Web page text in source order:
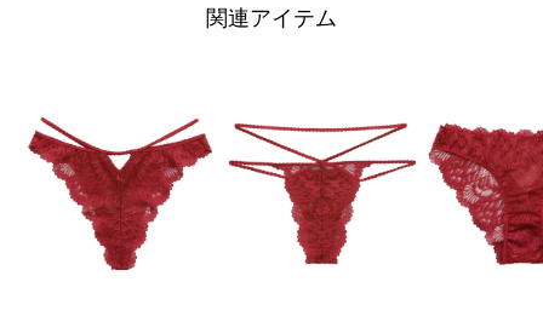
関連アイテム